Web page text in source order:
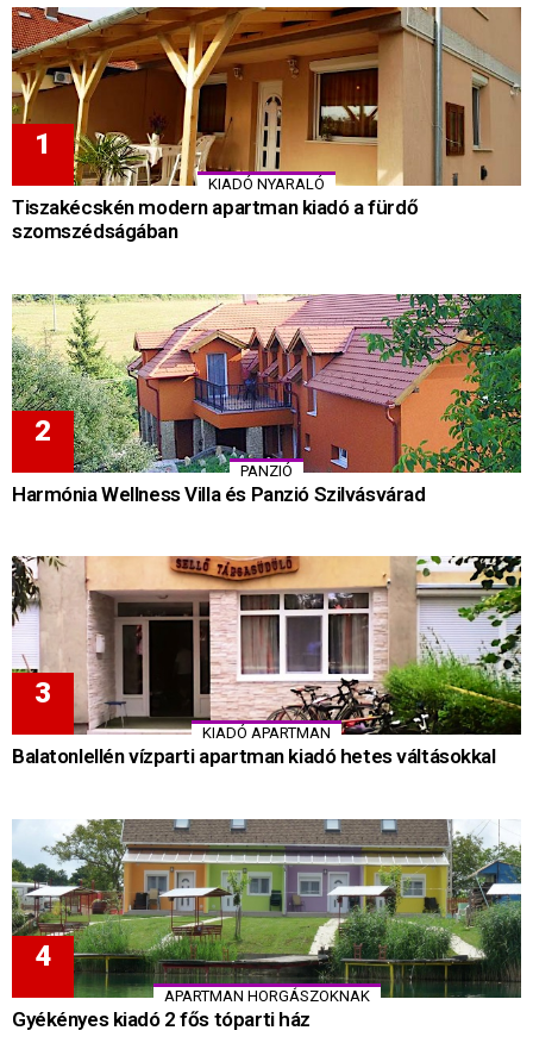
KIADÓ NYARALÓ
Tiszakécskén modern apartman kiadó a fürdő
szomszédságában
PANZIÓ
Harmónia Wellness Villa és Panzió Szilvásvárad
KIADÓ APARTMAN
Balatonlellén vízparti apartman kiadó hetes váltásokkal
APARTMAN HORGÁSZOKNAK
Gyékényes kiadó 2 fős tóparti ház